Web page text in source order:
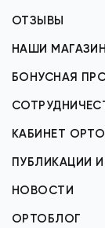
ОТЗЫВЫ
НАШИ
БОНУСНАЯ
КАБИНЕТ
ПУБЛИКАЦИИ
НОВОСТИ
ОРТОБЛОГ